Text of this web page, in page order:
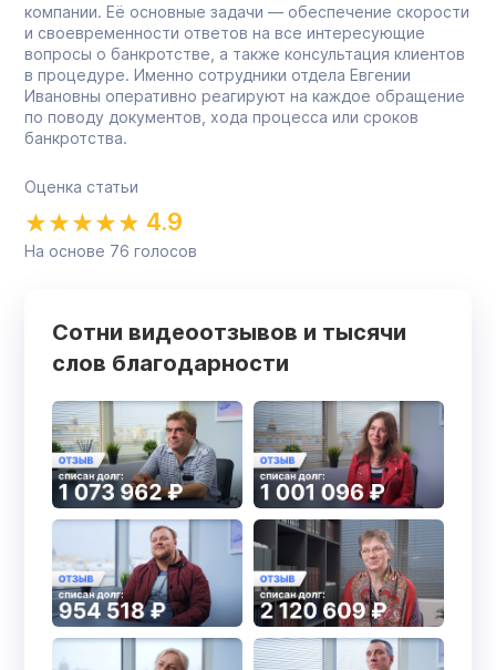
компании. Её основные задачи — обеспечение скорости
и своевременности ответов на все интересующие
вопросы о банкротстве, а также консультация клиентов
в процедуре. Именно сотрудники отдела Евгении
Ивановны оперативно реагируют на каждое обращение
по поводу документов, хода процесса или сроков
банкротства.
Оценка статьи
4.9
На основе 76 голосов
Сотни видеоотзывов и тысячи
слов благодарности